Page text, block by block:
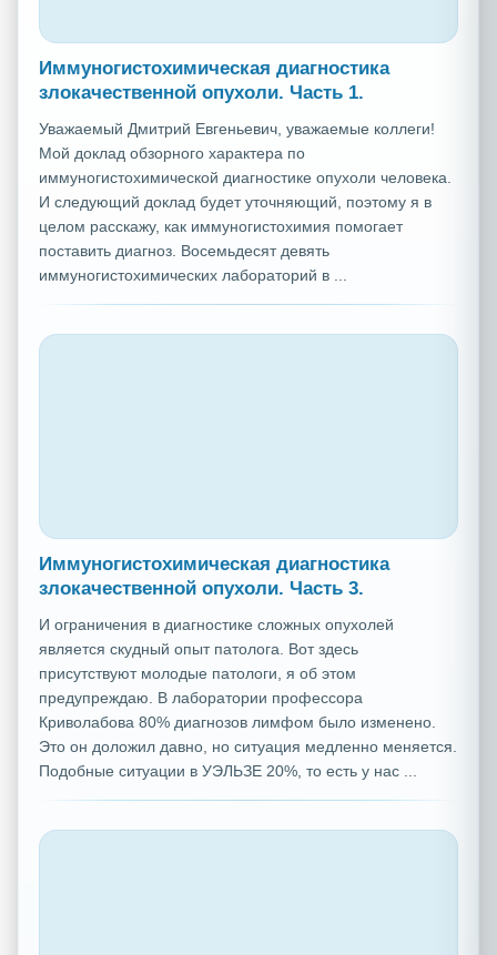
Иммуногистохимическая диагностика
злокачественной опухоли. Часть 1.
Уважаемый Дмитрий Евгеньевич, уважаемые коллеги!
Мой доклад обзорного характера по
иммуногистохимической диагностике опухоли человека.
И следующий доклад будет уточняющий, поэтому я в
целом расскажу, как иммуногистохимия помогает
поставить диагноз. Восемьдесят девять
иммуногистохимических лабораторий в ...
Иммуногистохимическая диагностика
злокачественной опухоли. Часть 3.
И ограничения в диагностике сложных опухолей
является скудный опыт патолога. Вот здесь
присутствуют молодые патологи, я об этом
предупреждаю. В лаборатории профессора
Криволабова 80% диагнозов лимфом было изменено.
Это он доложил давно, но ситуация медленно меняется.
Подобные ситуации в УЭЛЬЗЕ 20%, то есть у нас ...